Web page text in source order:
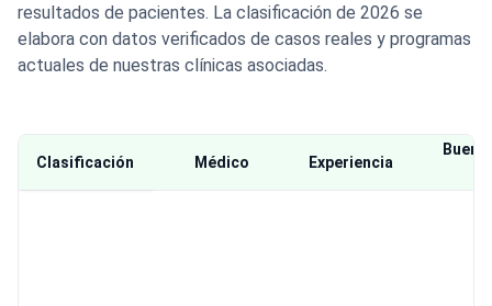
resultados de pacientes. La clasificación de 2026 se
elabora con datos verificados de casos reales y programas
actuales de nuestras clínicas asociadas.
Clasificación Médico Experiencia